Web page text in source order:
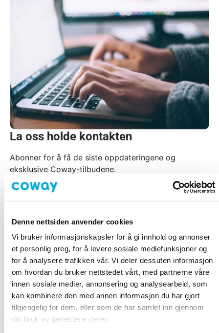
Denne nettsiden anvender cookies
Vi bruker informasjonskapsler for å gi innhold og annonser
et personlig preg, for å levere sosiale mediefunksjoner og
for å analysere trafikken vår. Vi deler dessuten informasjon
om hvordan du bruker nettstedet vårt, med partnerne våre
innen sosiale medier, annonsering og analysearbeid, som
kan kombinere den med annen informasjon du har gjort
tilgjengelig for dem, eller som de har samlet inn gjennom
din bruk av tjenestene deres.
La oss holde kontakten
Abonner for å få de siste oppdateringene og
eksklusive Coway-tilbudene.
Jeg vil gjerne abonnere på Coways nyhetsbrev. Jeg samtykker til at
personvernerklæringen med det formål å sende meg individuelt
reklamemateriell. Jeg kan melde meg av dette nyhetsbrevet når som
helst.
Melde deg på